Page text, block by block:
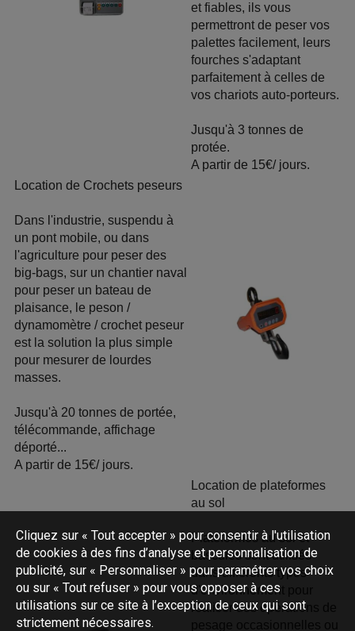
et fiables, ils vous
permettront de peser vos
palettes facilement, leurs
fourches s'adaptant
parfaitement à celles de
vos chariots auto-porteurs.
Jusqu'à 3 tonnes de
protée.
A partir de 15€/ jours.
Location de Crochets peseurs
Dans l'industrie, suspendu à
un pont mobile, ou dans
l'agriculture pour peser des
big-bags, sur un chantier naval
pour peser un bateau de
plaisance, le peson /
dynamomètre / crochet peseur
est la solution la plus simple
pour mesurer de lourdes
masses.
Jusqu'à 20 tonnes de portée,
télécommande, affichage
déporté...
A partir de 15€/ jours.
Location de plateformes
au sol
Plateformes au sol et
bascules sont utilisés
dans différents types
d'environnement pour
réaliser des opérations de
Cliquez sur « Tout accepter » pour consentir à l'utilisation
de cookies à des fins d’analyse et personnalisation de
publicité, sur « Personnaliser » pour paramétrer vos choix
ou sur « Tout refuser » pour vous opposer à ces
utilisations sur ce site à l’exception de ceux qui sont
strictement nécessaires.